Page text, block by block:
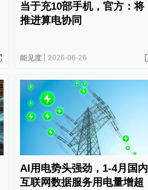
当于充10部手机，官方：将
推进算电协同
能见度 2026-06-26
AI用电势头强劲，1-4月国内
互联网数据服务用电量增超